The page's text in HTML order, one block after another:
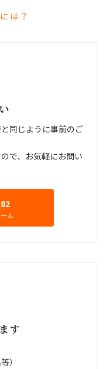
は？
同じように事前のご
で、お気軽にお問い
ル
す
）